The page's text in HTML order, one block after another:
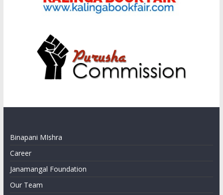
Binapani MIshra
Career
Janamangal Foundation
Our Team